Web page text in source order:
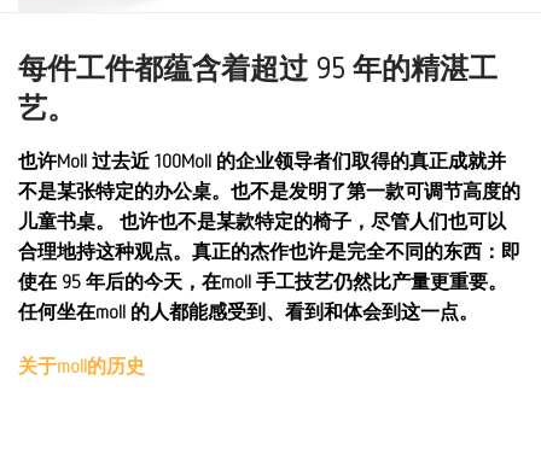
每件工件都蕴含着超过 95 年的精湛工
艺。
也许Moll 过去近 100Moll 的企业领导者们取得的真正成就并
不是某张特定的办公桌。也不是发明了第一款可调节高度的
儿童书桌。 也许也不是某款特定的椅子，尽管人们也可以
合理地持这种观点。真正的杰作也许是完全不同的东西：即
使在 95 年后的今天，在moll 手工技艺仍然比产量更重要。
任何坐在moll 的人都能感受到、看到和体会到这一点。
关于moll的历史